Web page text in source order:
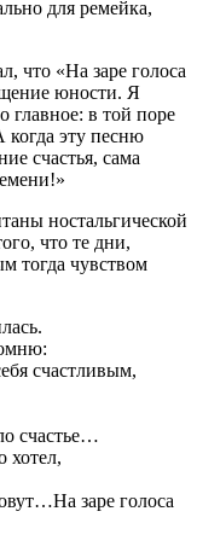
для ремейка,
что «На заре голоса
юности. Я
главное: в той поре
эту песню
счастья, сама
ностальгической
что те дни,
тогда чувством
счастливым,
счастье…
хотел,
заре голоса